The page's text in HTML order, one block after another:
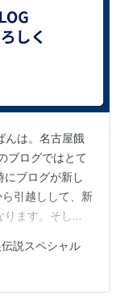
んは。名古屋餓
ブログではとて
にブログが新し
引越しして、新
ります。そし
り、大体７月
し作業をして
たが、どうせ新
説スペシャル